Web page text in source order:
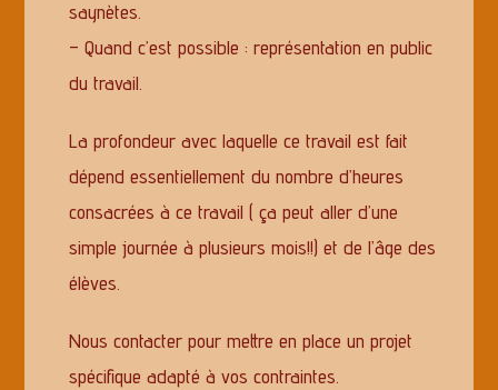
saynètes.
– Quand c’est possible : représentation en public
du travail.
La profondeur avec laquelle ce travail est fait
dépend essentiellement du nombre d’heures
consacrées à ce travail ( ça peut aller d’une
simple journée à plusieurs mois!!) et de l’âge des
élèves.
Nous contacter pour mettre en place un projet
spécifique adapté à vos contraintes.